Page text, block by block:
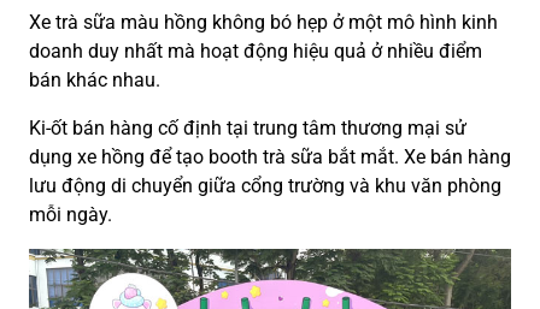
Xe trà sữa màu hồng không bó hẹp ở một mô hình kinh
doanh duy nhất mà hoạt động hiệu quả ở nhiều điểm
bán khác nhau.
Ki-ốt bán hàng cố định tại trung tâm thương mại sử
dụng xe hồng để tạo booth trà sữa bắt mắt. Xe bán hàng
lưu động di chuyển giữa cổng trường và khu văn phòng
mỗi ngày.